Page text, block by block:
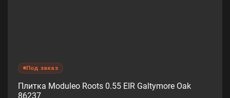
Под заказ
Плитка Moduleo Roots 0.55 EIR Galtymore Oak
86237